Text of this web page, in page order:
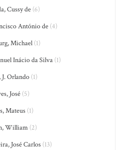
Cussy de (6)
António de (4)
Michael (1)
Inácio da Silva(1)
J. Orlando(1)
José (5)
Mateus (1)
William(2)
José Carlos (13)